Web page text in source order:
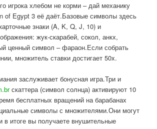
игрока хлебом не корми – дай механику
of Egypt 3 её даёт.Базовые символы здесь
знаки (A, K, Q, J, 10) и
жук-скарабей, сокол, анкх,
ценный символ – фараон.Если собрать
множитель ставки достигает 50x.
заслуживает бонусная игра.Три и
скаттера (символ солнца) активируют 10
бесплатных вращений на барабанах
символы с множителями.Они могут
в итоге вы получаете внушительные